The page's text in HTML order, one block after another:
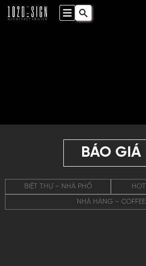
BÁO GIÁ
BIỆT THỰ – NHÀ PHỐ
NHÀ HÀNG – COFFEE